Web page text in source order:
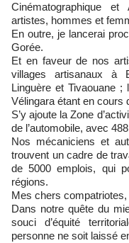
Cinématographique
artistes, hommes et
En outre, je lancerai
Gorée.
Et en faveur de nos
villages artisanaux à
Linguère et Tivaouane
Vélingara étant en cours
S’y ajoute la Zone
de l’automobile, avec
Nos mécaniciens et
trouvent un cadre de
de 5000 emplois, qui
régions.
Mes chers compatriotes,
Dans notre quête du
souci d’équité
personne ne soit laissé